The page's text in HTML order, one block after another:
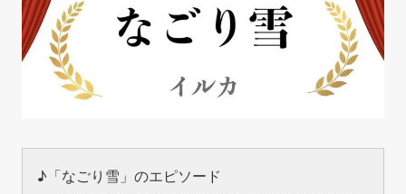
♪「なごり雪」のエピソード